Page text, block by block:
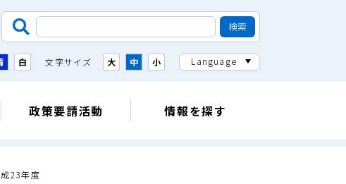
白 文字サイズ 大 中 小 Language
政策要請活動 情報を探す
23年度